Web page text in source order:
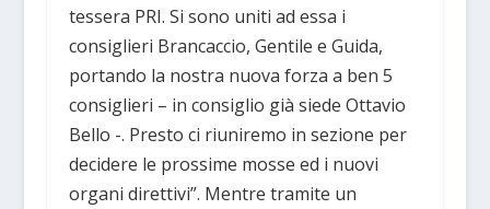
tessera PRI. Si sono uniti ad essa i
consiglieri Brancaccio, Gentile e Guida,
portando la nostra nuova forza a ben 5
consiglieri – in consiglio già siede Ottavio
Bello -. Presto ci riuniremo in sezione per
decidere le prossime mosse ed i nuovi
organi direttivi”. Mentre tramite un